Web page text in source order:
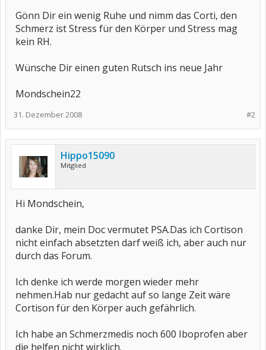
Gönn Dir ein wenig Ruhe und nimm das Corti, den
Schmerz ist Stress für den Körper und Stress mag
kein RH.
Wünsche Dir einen guten Rutsch ins neue Jahr
Mondschein22
#2
31. Dezember 2008
Hippo15090
Mitglied
Hi Mondschein,
danke Dir, mein Doc vermutet PSA.Das ich Cortison
nicht einfach absetzten darf weiß ich, aber auch nur
durch das Forum.
Ich denke ich werde morgen wieder mehr
nehmen.Hab nur gedacht auf so lange Zeit wäre
Cortison für den Körper auch gefährlich.
Ich habe an Schmerzmedis noch 600 Iboprofen aber
die helfen nicht wirklich.